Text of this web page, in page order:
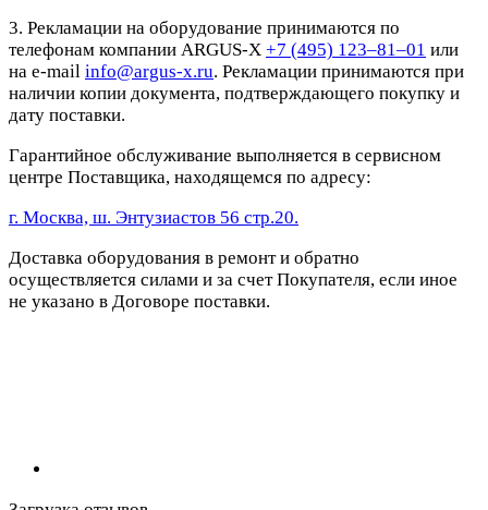
3. Рекламации на оборудование принимаются по
телефонам компании ARGUS-X +7 (495) 123–81–01 или
на e-mail info@argus-x.ru. Рекламации принимаются при
наличии копии документа, подтверждающего покупку и
дату поставки.
Гарантийное обслуживание выполняется в сервисном
центре Поставщика, находящемся по адресу:
г. Москва, ш. Энтузиастов 56 стр.20.
Доставка оборудования в ремонт и обратно
осуществляется силами и за счет Покупателя, если иное
не указано в Договоре поставки.